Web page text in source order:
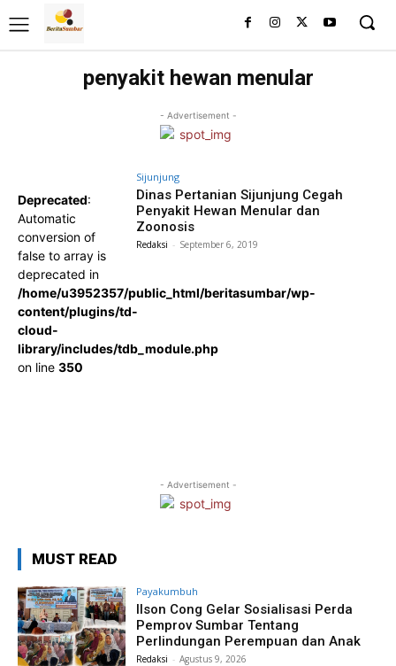
penyakit hewan menular
- Advertisement -
Deprecated:
Automatic
conversion of
false to array is
deprecated in
/home/u3952357/public_html/beritasumbar/wp-
content/plugins/td-
cloud-
library/includes/tdb_module.php
on line 350
Sijunjung
Dinas Pertanian Sijunjung Cegah
Penyakit Hewan Menular dan
Zoonosis
Redaksi - September 6, 2019
- Advertisement -
MUST READ
Payakumbuh
Ilson Cong Gelar Sosialisasi Perda
Pemprov Sumbar Tentang
Perlindungan Perempuan dan Anak
Redaksi - Agustus 9, 2026